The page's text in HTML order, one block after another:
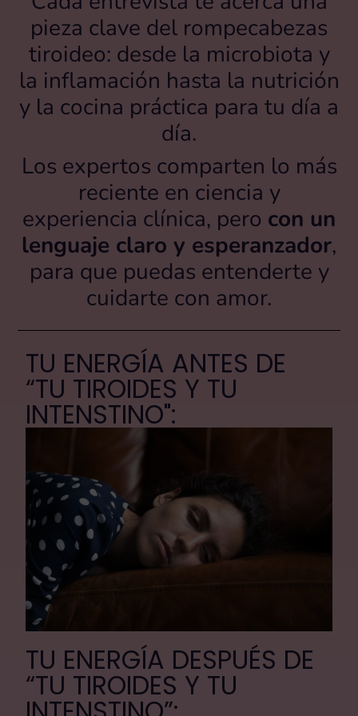
pieza clave del rompecabezas
tiroideo: desde la microbiota y
la inflamación hasta la nutrición
y la cocina práctica para tu día a
día.
Los expertos comparten lo más
reciente en ciencia y
experiencia clínica, pero con un
lenguaje claro y esperanzador,
para que puedas entenderte y
cuidarte con amor.
TU ENERGÍA ANTES DE
“TU TIROIDES Y TU
INTENSTINO":
TU ENERGÍA DESPUÉS DE
“TU TIROIDES Y TU